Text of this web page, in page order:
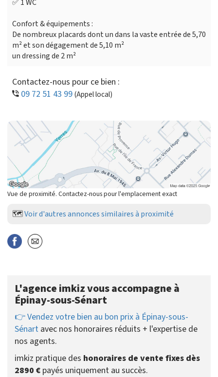
✅ 1 WC
Confort & équipements :
De nombreux placards dont un dans la vaste entrée de 5,70
m² et son dégagement de 5,10 m²
un dressing de 2 m²
Contactez-nous pour ce bien :
09 72 51 43 99(Appel local)
Vue de proximité. Contactez-nous pour l'emplacement exact
🗺️Voir d'autres annonces similaires à proximité
L'agence imkiz vous accompagne à
Épinay-sous-Sénart
👉 Vendez votre bien au bon prix à Épinay-sous-
Sénart avec nos honoraires réduits + l'expertise de
nos agents.
imkiz pratique des honoraires de vente fixes dès
2890 € payés uniquement au succès.